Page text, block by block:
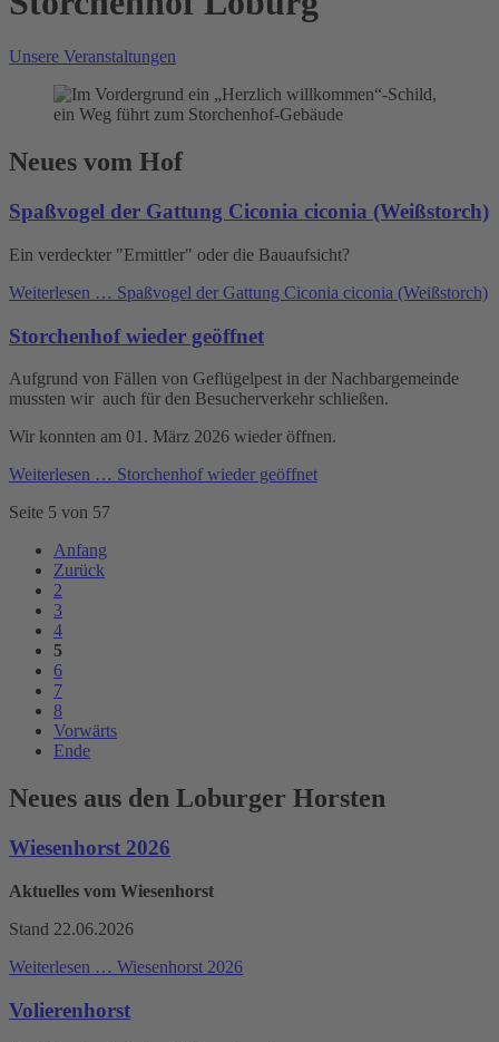
Unsere Veranstaltungen
Neues vom Hof
Spaßvogel der Gattung Ciconia ciconia (Weißstorch)
Ein verdeckter "Ermittler" oder die Bauaufsicht?
Weiterlesen … Spaßvogel der Gattung Ciconia ciconia (Weißstorch)
Storchenhof wieder geöffnet
Aufgrund von Fällen von Geflügelpest in der Nachbargemeinde
mussten wir auch für den Besucherverkehr schließen.
Wir konnten am 01. März 2026 wieder öffnen.
Weiterlesen … Storchenhof wieder geöffnet
Seite 5 von 57
Anfang
Zurück
2
3
4
5
6
7
8
Vorwärts
Ende
Neues aus den Loburger Horsten
Wiesenhorst 2026
Aktuelles vom Wiesenhorst
Stand 22.06.2026
Weiterlesen … Wiesenhorst 2026
Volierenhorst